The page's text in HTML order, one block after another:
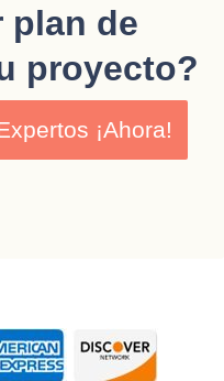
plan de
proyecto?
¡Ahora!